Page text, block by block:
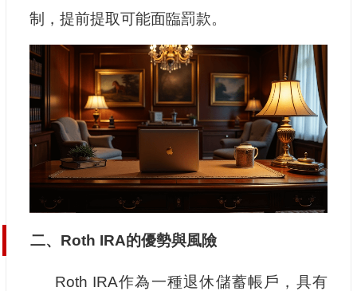
制，提前提取可能面臨罰款。
二、Roth IRA的優勢與風險
Roth IRA作為一種退休儲蓄帳戶，具有